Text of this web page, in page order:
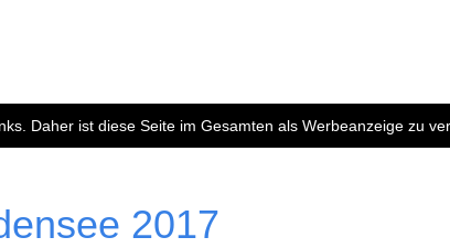
Daher ist diese Seite im Gesamten als Werbeanzeige zu
2017